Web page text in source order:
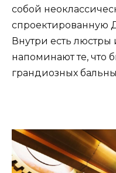
собой
спроектированную
Внутри есть люстры
напоминают те, что
грандиозных